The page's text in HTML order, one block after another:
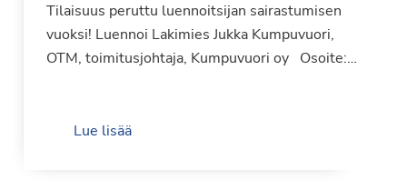
Tilaisuus peruttu luennoitsijan sairastumisen
vuoksi! Luennoi Lakimies Jukka Kumpuvuori,
OTM, toimitusjohtaja, Kumpuvuori oy Osoite:…
Lue lisää